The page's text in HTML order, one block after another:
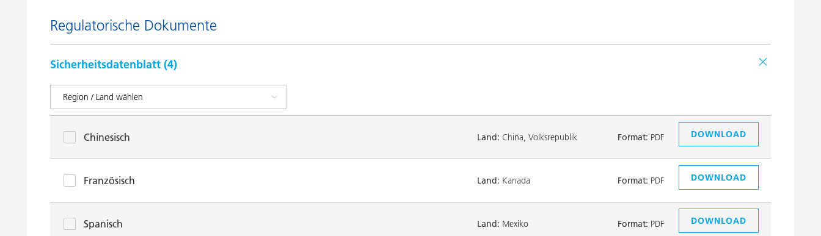
Regulatorische Dokumente
Sicherheitsdatenblatt (4)
Chinesisch Land: China, Volksrepublik Format: PDF DOWNLOAD
Französisch Land: Kanada Format: PDF DOWNLOAD
Spanisch Land: Mexiko Format: PDF DOWNLOAD